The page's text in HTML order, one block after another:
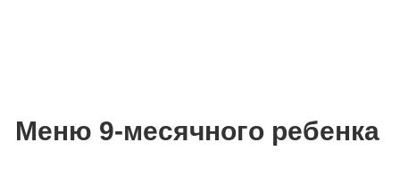
Меню 9-месячного ребенка